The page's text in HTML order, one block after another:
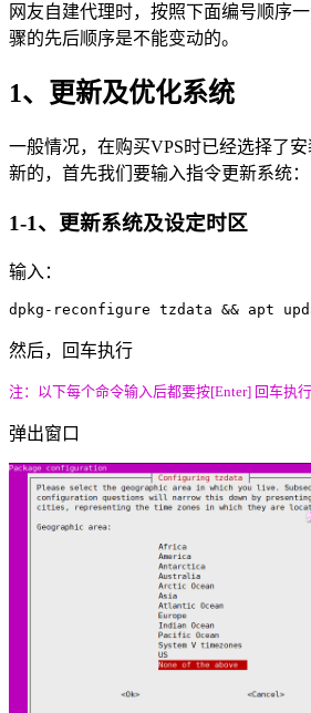
网友自建代理时，按照下面编号顺序
骤的先后顺序是不能变动的。
1、更新及优化系统
一般情况，在购买VPS时已经选择了
新的，首先我们要输入指令更新系统：
1-1、更新系统及设定时区
输入：
dpkg-reconfigure tzdata && apt
然后，回车执行
注：以下每个命令输入后都要按[Enter] 回车执
弹出窗口